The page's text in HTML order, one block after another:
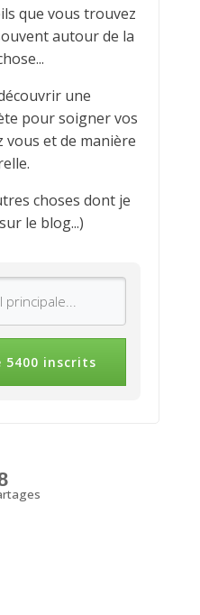
que vous trouvez
autour de la
une
pour soigner vos
vous et de manière
choses dont je
le blog...)
5400 inscrits